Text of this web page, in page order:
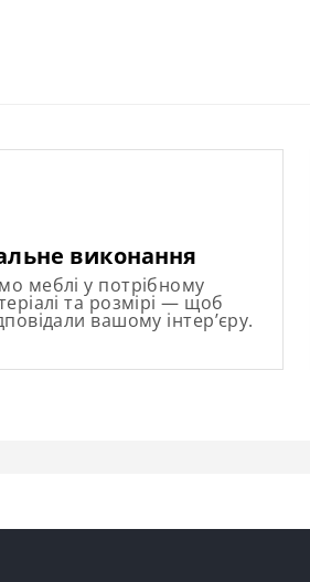
виконання
меблі у потрібному
та розмірі — щоб
вашому інтер’єру.